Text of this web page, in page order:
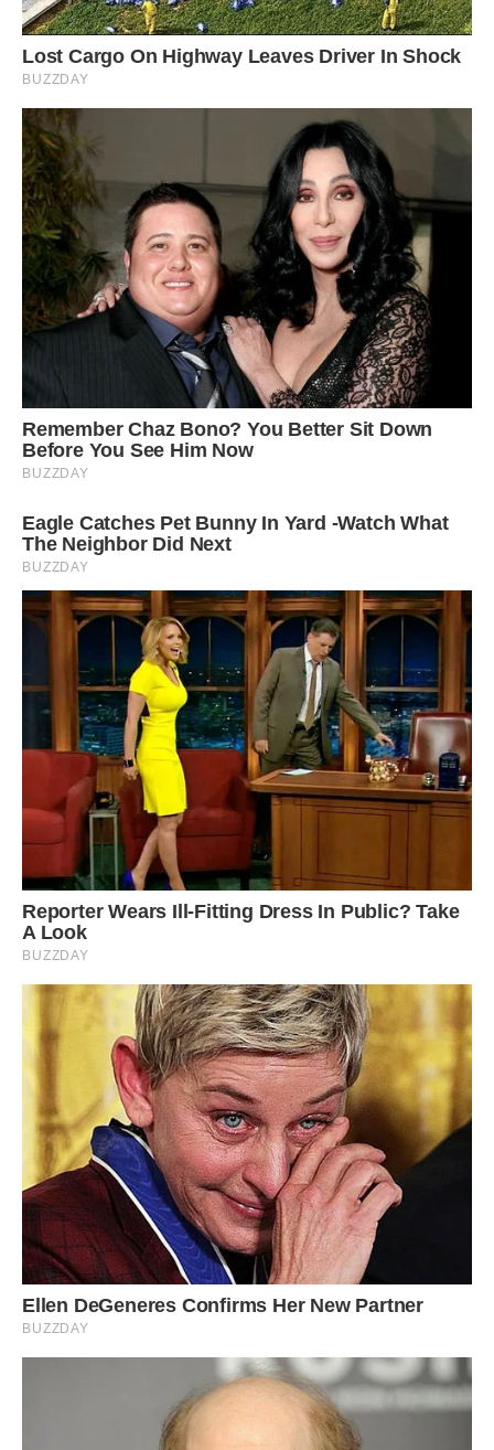
– Будешь одна на старості років! – сказала сестра мого
чоловіка.
Відповідати я їй не стала. Боюся, що до старості дочки
мене б і з кухні виселили. До речі, у мене скоро ювілей –
50 років. Життя продовжується!
Фото ілюстративне – спеціально для ibilingua
Сподобалася стаття? Поділіться з друзями на Facebook!